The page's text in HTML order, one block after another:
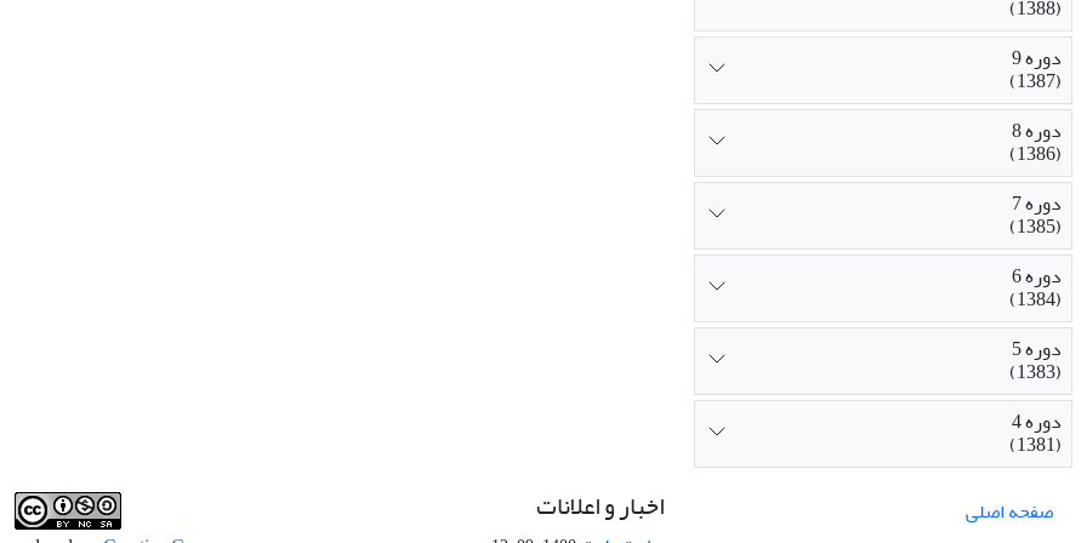
(1388)
دوره 9
(1387)
دوره 8
(1386)
دوره 7
(1385)
دوره 6
(1384)
دوره 5
(1383)
دوره 4
(1381)
صفحه اصلی
اخبار و اعلانات